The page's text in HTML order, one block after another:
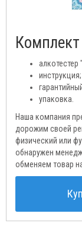
инструкция;
упаковка.
Наша компания
дорожим своей
физический или
обнаружен
обменяем товар